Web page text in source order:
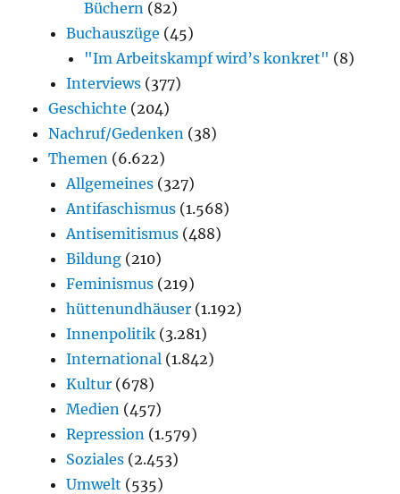
Büchern (82)
Buchauszüge (45)
"Im Arbeitskampf wird’s konkret" (8)
Interviews (377)
Geschichte (204)
Nachruf/Gedenken (38)
Themen (6.622)
Allgemeines (327)
Antifaschismus (1.568)
Antisemitismus (488)
Bildung (210)
Feminismus (219)
hüttenundhäuser (1.192)
Innenpolitik (3.281)
International (1.842)
Kultur (678)
Medien (457)
Repression (1.579)
Soziales (2.453)
Umwelt (535)